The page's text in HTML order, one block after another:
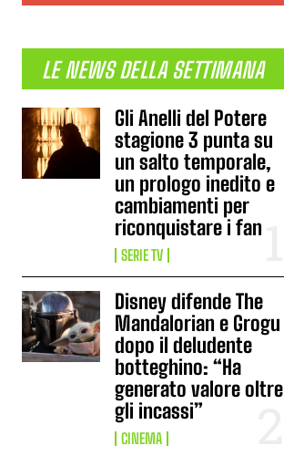
LE NEWS DELLA SETTIMANA
Gli Anelli del Potere
stagione 3 punta su
un salto temporale,
un prologo inedito e
cambiamenti per
riconquistare i fan
SERIE TV
Disney difende The
Mandalorian e Grogu
dopo il deludente
botteghino: “Ha
generato valore oltre
gli incassi”
CINEMA